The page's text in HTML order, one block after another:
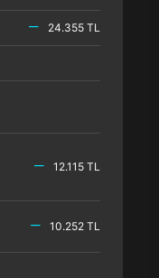
24.355 TL
12.115 TL
10.252 TL